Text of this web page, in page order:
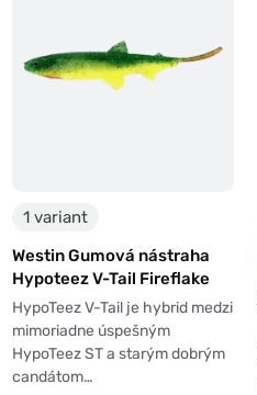
1 variant
Westin Gumová nástraha
Hypoteez V-Tail Fireflake
HypoTeez V-Tail je hybrid medzi
mimoriadne úspešným
HypoTeez ST a starým dobrým
candátom…